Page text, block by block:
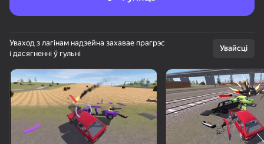
Павярніце прыладу
Гульня працуе толькі ў гарызантальнай
арыентацыі
Уваход з лагінам надзейна захавае прагрэс
і дасягненні ў гульні
Увайсці